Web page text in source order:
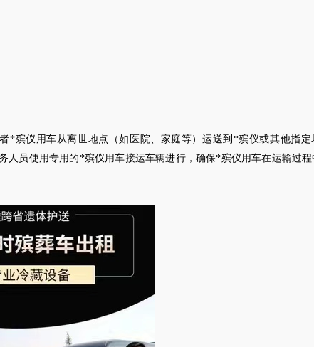
*殡仪用车从离世地点（如医院、家庭等）运送到*殡仪或其他指定
人员使用专用的*殡仪用车接运车辆进行，确保*殡仪用车在运输过